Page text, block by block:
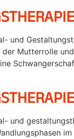
und
Mutterrolle
und